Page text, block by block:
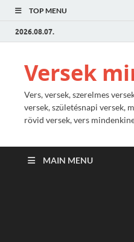
TOP MENU
2026.08.07.
Versek
Vers, versek, szerelmes
versek, születésnapi versek,
rövid versek, vers
MAIN MENU